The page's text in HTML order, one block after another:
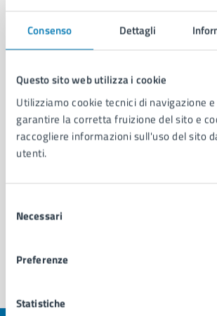
Consenso Dettagli
Questo sito web utilizza i cookie
Utilizziamo cookie tecnici di navigazione
garantire la corretta fruizione del sito e
raccogliere informazioni sull'uso del sito
utenti.
delNecessari
Preferenze
Statistiche
Amministrazione
Servizio Strade, Pubblica Illuminazione
Sottoservizi
Commissione Ambiente, Territorio,